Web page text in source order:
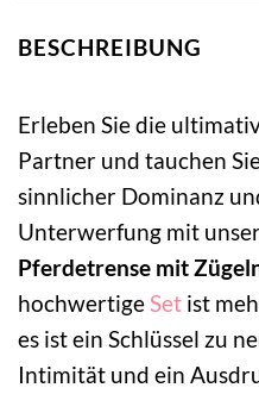
BESCHREIBUNG
Erleben Sie die
Partner und tauchen
sinnlicher Dominanz
Unterwerfung mit
Pferdetrense mit
hochwertige Set ist
es ist ein Schlüssel zu
Intimität und ein